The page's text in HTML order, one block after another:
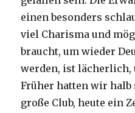
einen besonders
viel Charisma und
braucht, um wieder
werden, ist
Früher hatten wir halb
große Club, heute ein